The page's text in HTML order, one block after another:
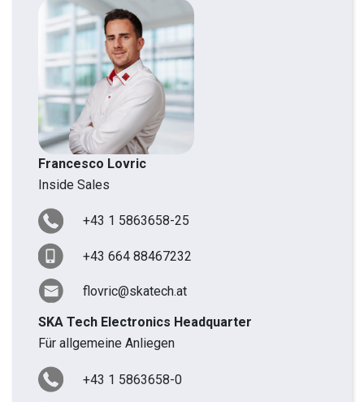
Francesco Lovric
Inside Sales
+43 1 5863658-25
+43 664 88467232
flovric@skatech.at
SKA Tech Electronics Headquarter
Für allgemeine Anliegen
+43 1 5863658-0